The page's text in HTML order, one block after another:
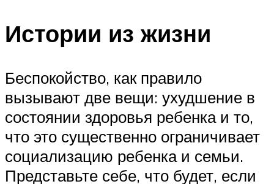
Истории из жизни
Беспокойство, как правило
вызывают две вещи: ухудшение в
состоянии здоровья ребенка и то,
что это существенно ограничивает
социализацию ребенка и семьи.
Представьте себе, что будет, если